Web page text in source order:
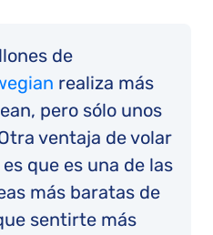
de
realiza más
pero sólo unos
ventaja de volar
que es una de las
más baratas de
sentirte más